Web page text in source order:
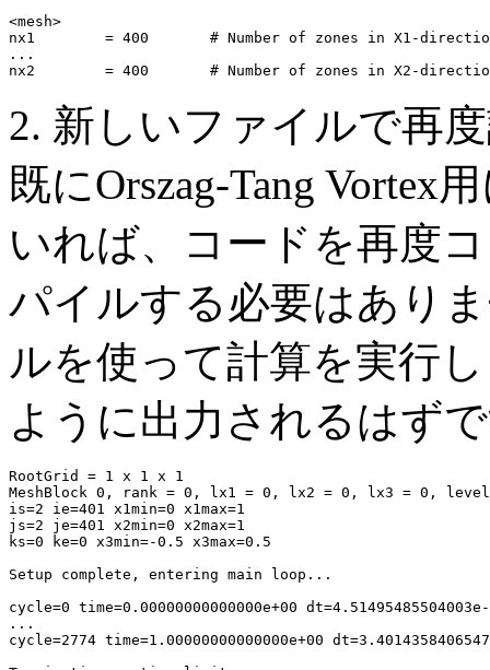
<mesh>
nx1        = 400       # Number of zones in X1-
...
2. 新しいファイルで再
既にOrszag-Tang Vortex
いれば、コードを再度
パイルする必要はあり
ルを使って計算を実行
ように出力されるはず
RootGrid = 1 x 1 x 1
MeshBlock 0, rank = 0, lx1 = 0, lx2 = 0, lx3 = 0,
is=2 ie=401 x1min=0 x1max=1
js=2 je=401 x2min=0 x2max=1
ks=0 ke=0 x3min=-0.5 x3max=0.5
Setup complete, entering main loop...
cycle=0 time=0.00000000000000e+00
...
cycle=2774 time=1.00000000000000e+00